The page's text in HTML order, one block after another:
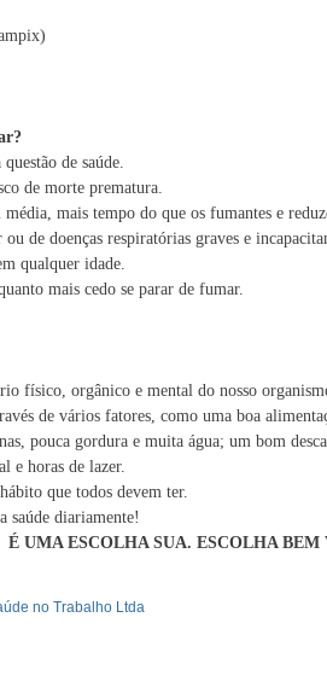
de saúde.
de morte prematura.
mais tempo do que os fumantes e
de doenças respiratórias graves e
qualquer idade.
mais cedo se parar de fumar.
físico, orgânico e mental do nosso
de vários fatores, como uma boa
pouca gordura e muita água; um bom
e horas de lazer.
que todos devem ter.
saúde diariamente!
É UMA ESCOLHA SUA. ESCOLHA BEM
no Trabalho Ltda